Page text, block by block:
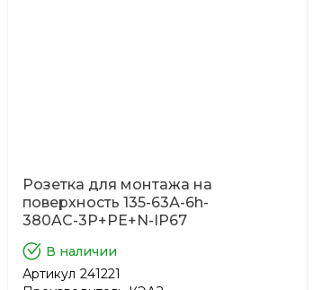
Розетка для монтажа на
поверхность 135-63А-6h-
380AC-3P+PE+N-IP67
В наличии
Артикул 241221